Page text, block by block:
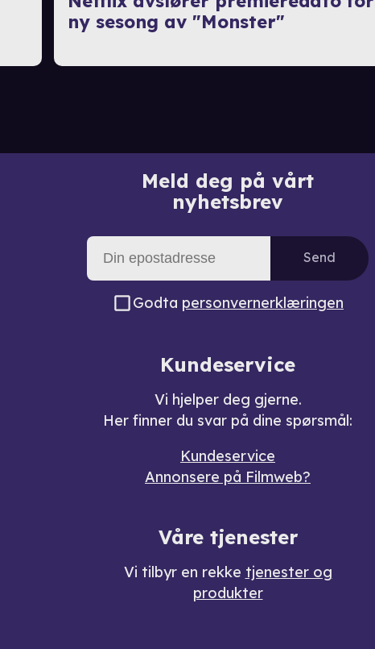
ny sesong av "Monster"
Meld deg på vårt
nyhetsbrev
Send
Godta personvernerklæringen
Kundeservice
Vi hjelper deg gjerne.
Her finner du svar på dine spørsmål:
Kundeservice
Annonsere på Filmweb?
Våre tjenester
Vi tilbyr en rekke tjenester og
produkter